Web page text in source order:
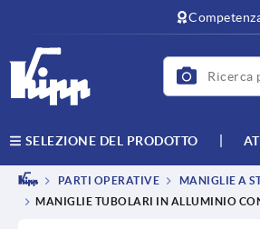
SELEZIONE DEL PRODOTTO
PARTI OPERATIVE MANIGLIE A
MANIGLIE TUBOLARI IN ALLUMINIO